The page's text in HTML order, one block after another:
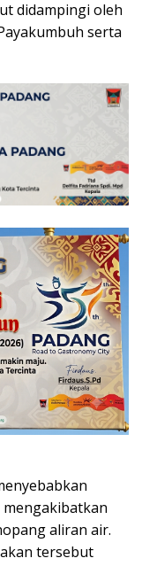
didampingi oleh
serta
aliran air.
tersebut